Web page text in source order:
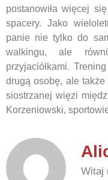
postanowiła więcej
spacery. Jako
panie nie tylko do
walkingu, ale
przyjaciółkami.
drugą osobę, ale
siostrzanej więzi
Korzeniowski,
Witaj